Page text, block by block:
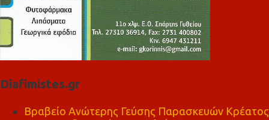
Diafimistes.gr
Βραβείο Ανώτερης Γεύσης Παρασκευών Κρέατος